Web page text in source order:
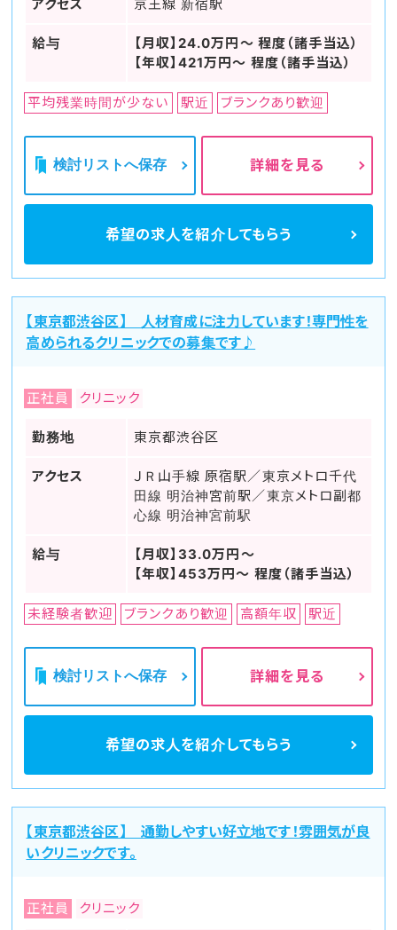
アクセス 京王線 新宿駅
給与
【月収】24.0万円～ 程度（諸手当込）
【年収】421万円～ 程度（諸手当込）
平均残業時間が少ない 駅近 ブランクあり歓迎
検討リストへ保存 詳細を見る
希望の求人を紹介してもらう
【東京都渋谷区】 人材育成に注力しています！専門性を
高められるクリニックでの募集です♪
正社員 クリニック
勤務地 東京都渋谷区
アクセス
ＪＲ山手線 原宿駅／東京メトロ千代
田線 明治神宮前駅／東京メトロ副都
心線 明治神宮前駅
給与
【月収】33.0万円～
【年収】453万円～ 程度（諸手当込）
未経験者歓迎 ブランクあり歓迎 高額年収 駅近
検討リストへ保存 詳細を見る
希望の求人を紹介してもらう
【東京都渋谷区】 通勤しやすい好立地です！雰囲気が良
いクリニックです。
正社員 クリニック